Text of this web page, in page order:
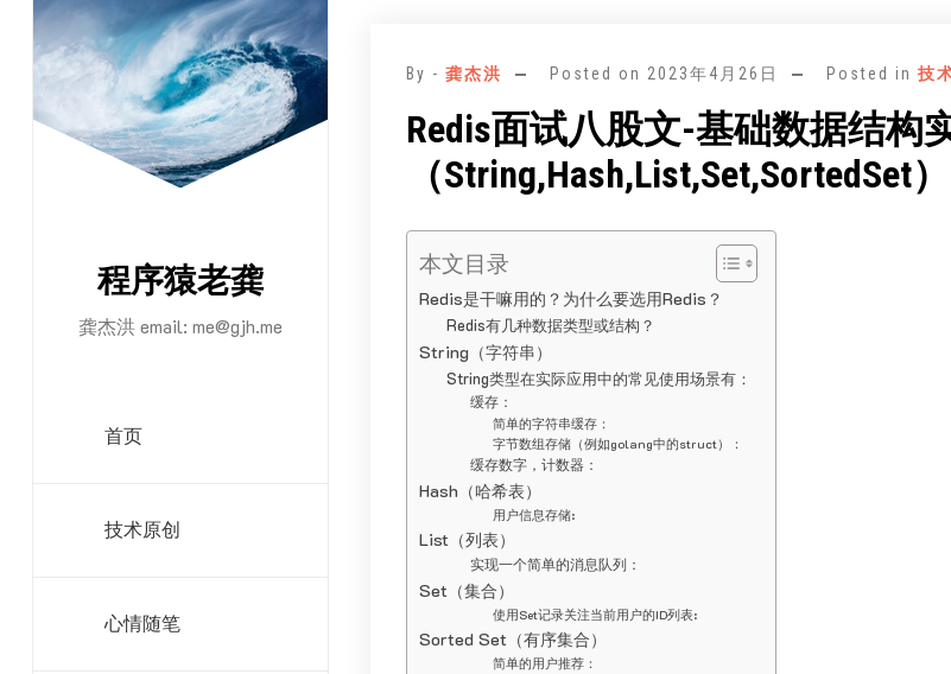
程序猿老龚
龚杰洪 email: me@gjh.me
首页
技术原创
心情随笔
By - 龚杰洪 Posted on 2023年4月26日 Posted in 技
Redis面试八股文-基础数据结构
（String,Hash,List,Set,SortedSet）
本文目录
Redis是干嘛用的？为什么要选用Redis？
Redis有几种数据类型或结构？
String（字符串）
String类型在实际应用中的常见使用场景有：
缓存：
简单的字符串缓存：
字节数组存储（例如golang中的struct）：
缓存数字，计数器：
Hash（哈希表）
用户信息存储:
List（列表）
实现一个简单的消息队列：
Set（集合）
使用Set记录关注当前用户的ID列表:
Sorted Set（有序集合）
简单的用户推荐：